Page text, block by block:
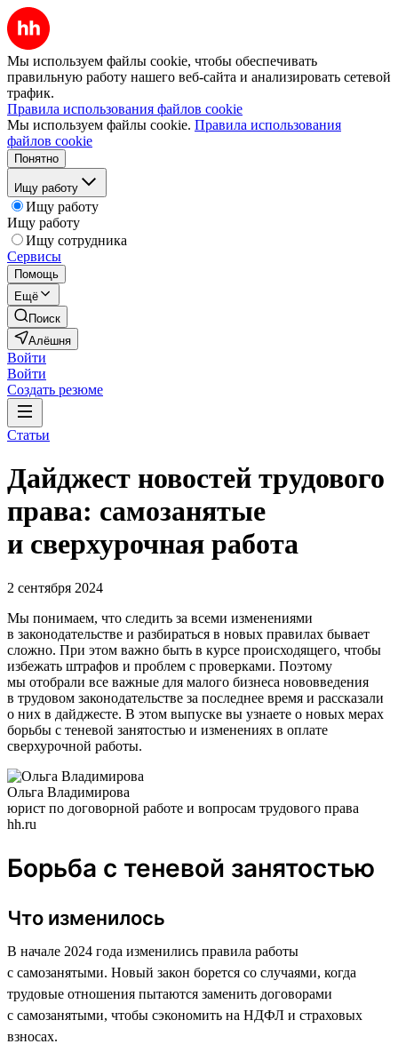
Мы используем файлы cookie, чтобы обеспечивать
правильную работу нашего веб-сайта и анализировать сетевой
трафик.
Правила использования файлов cookie
Мы используем файлы cookie. Правила использования
файлов cookie
Понятно
Ищу работу
Ищу работу
Ищу работу
Ищу сотрудника
Сервисы
Помощь
Ещё
Поиск
Алёшня
Войти
Войти
Создать резюме
Статьи
Дайджест новостей трудового
права: самозанятые
и сверхурочная работа
2 сентября 2024
Мы понимаем, что следить за всеми изменениями
в законодательстве и разбираться в новых правилах бывает
сложно. При этом важно быть в курсе происходящего, чтобы
избежать штрафов и проблем с проверками. Поэтому
мы отобрали все важные для малого бизнеса нововведения
в трудовом законодательстве за последнее время и рассказали
о них в дайджесте. В этом выпуске вы узнаете о новых мерах
борьбы с теневой занятостью и изменениях в оплате
сверхурочной работы.
Ольга Владимирова
юрист по договорной работе и вопросам трудового права
hh.ru
Борьба с теневой занятостью
Что изменилось
В начале 2024 года изменились правила работы
с самозанятыми. Новый закон борется со случаями, когда
трудовые отношения пытаются заменить договорами
с самозанятыми, чтобы сэкономить на НДФЛ и страховых
взносах.